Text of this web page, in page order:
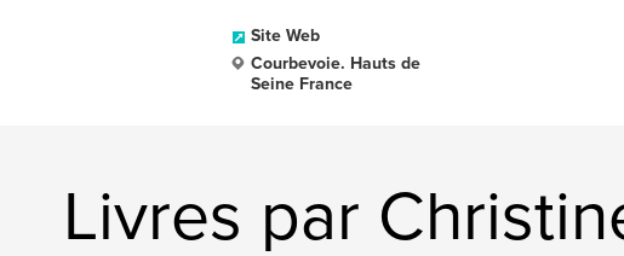
Site Web
Courbevoie. Hauts de
Seine France
Livres par